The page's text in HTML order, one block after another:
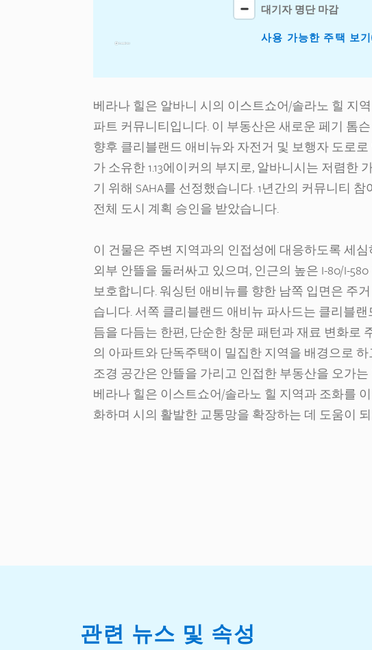
대기자 명단 마감
사용 가능한 주택 보기
베라나 힐은 알바니 시의 이스트쇼어/솔라노 힐 지
파트 커뮤니티입니다. 이 부동산은 새로운 페기 톰
향후 클리블랜드 애비뉴와 자전거 및 보행자 도로
가 소유한 1.13에이커의 부지로, 알바니시는 저렴한
기 위해 SAHA를 선정했습니다. 1년간의 커뮤니티
전체 도시 계획 승인을 받았습니다.
이 건물은 주변 지역과의 인접성에 대응하도록 세
외부 안뜰을 둘러싸고 있으며, 인근의 높은 I-80/I-
보호합니다. 워싱턴 애비뉴를 향한 남쪽 입면은 주
습니다. 서쪽 클리블랜드 애비뉴 파사드는 클리블
듬을 다듬는 한편, 단순한 창문 패턴과 재료 변화로
의 아파트와 단독주택이 밀집한 지역을 배경으로
조경 공간은 안뜰을 가리고 인접한 부동산을 오가
베라나 힐은 이스트쇼어/솔라노 힐 지역과 조화를
화하며 시의 활발한 교통망을 확장하는 데 도움이
관련 뉴스 및 속성